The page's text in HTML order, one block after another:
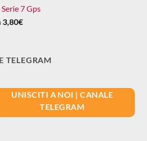
7 Gps
3,80€
TELEGRAM
UNISCITI A NOI | CANALE
TELEGRAM